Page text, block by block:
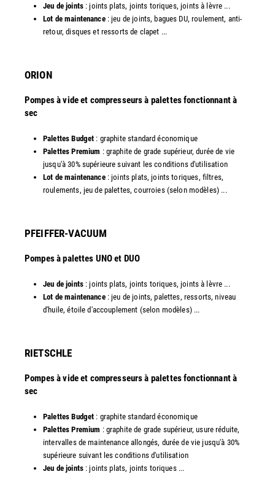
Jeu de joints: joints plats, joints toriques, joints à lèvre ...
Lot de maintenance: jeu de joints, bagues DU, roulement, anti-
retour, disques et ressorts de clapet ...​
ORION
Pompes à vide et compresseurs à palettes fonctionnant à
sec
Palettes Budget : graphite standard économique
Palettes Premium : graphite de grade supérieur, durée de vie
jusqu'à 30% supérieure suivant les conditions d'utilisation
Lot de maintenance: joints plats, joints toriques, filtres,
roulements, jeu de palettes, courroies (selon modèles) ...​
PFEIFFER-VACUUM
Pompes à palettes UNO et DUO
Jeu de joints: joints plats, joints toriques, joints à lèvre ...
Lot de maintenance: jeu de joints, palettes, ressorts, niveau
d'huile, étoile d'accouplement (selon modèles) ...​​
RIETSCHLE
Pompes à vide et compresseurs à palettes fonctionnant à
sec
Palettes Budget : graphite standard économique
Palettes Premium : graphite de grade supérieur, usure réduite,
intervalles de maintenance allongés, durée de vie jusqu'à 30%
supérieure suivant les conditions d'utilisation
Jeu de joints: joints plats, joints toriques ...